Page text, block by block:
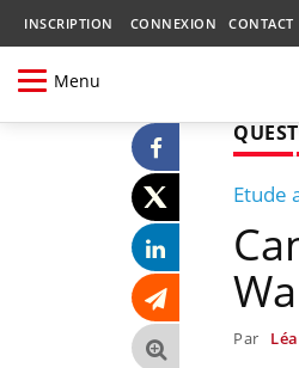
INSCRIPTION CONNEXION CONTACT
Menu
Etude
Par